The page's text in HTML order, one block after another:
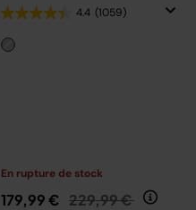
4.4 (1059)
En rupture de stock
179,99 € Prix réduit de
229,99 € au